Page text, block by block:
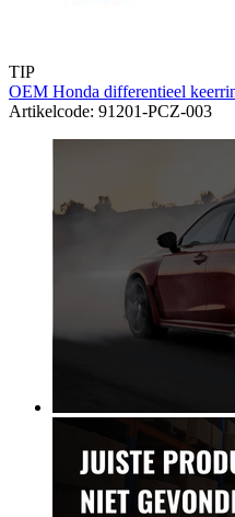
TIP
OEM Honda differentieel
Artikelcode: 91201-PCZ-003